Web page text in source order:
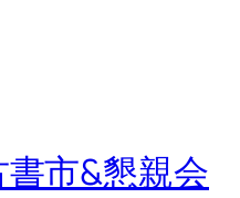
市&懇親会